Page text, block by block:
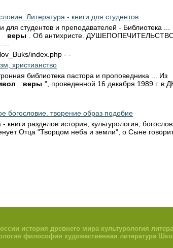
Литература - книги для студентов
для студентов и преподавателей - Библиотека ...
веры
. Об антихристе.
index.php - -
христианство
библиотека пастора и проповедника ... Из
веры ", проведенной 16 декабря 1989 г. в
богословие. творение образ подобие
книги разделов история, культурология,
Отца "Творцом неба и земли", о Сыне
история древнего мира культурология
философия художественная литература